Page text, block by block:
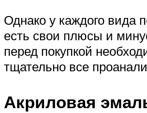
Однако у каждого вида
есть свои плюсы и
перед покупкой
тщательно все
Акриловая